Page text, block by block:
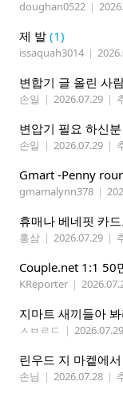
doughan0522 |
제 발 (1)
issaquah3014 |
손일 | 2026.07.29 |
변압기 필요 하신
손일 | 2026.07.29 |
Gmart -Penny
gmamalynn378 |
휴매나 베네핏 카
홍삼 | 2026.07.29 |
KReporter |
지마트 새끼들아
ㅅㅂㄹㄷ | 2026.07.29
린우드 지 마켙에
손님 | 2026.07.28 |